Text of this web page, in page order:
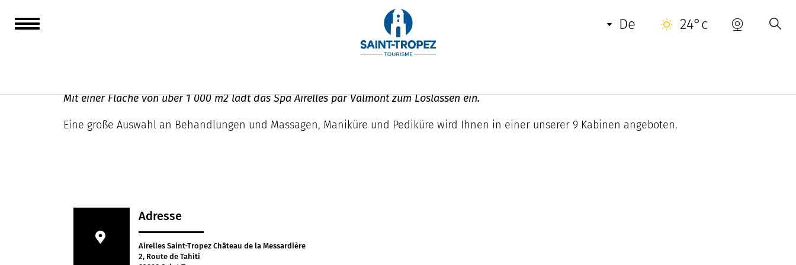
de 24°c
Mit einer Fläche von über 1 000 m2 lädt das Spa Airelles par Valmont zum Loslassen ein.
Eine große Auswahl an Behandlungen und Massagen, Maniküre und Pediküre wird Ihnen in einer unserer 9 Kabinen angeboten.
Adresse
Airelles Saint-Tropez Château de la Messardière
2, Route de Tahiti